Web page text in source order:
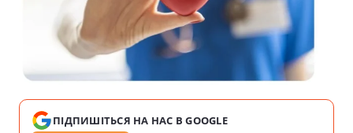
ПІДПИШІТЬСЯ НА НАС В GOOGLE